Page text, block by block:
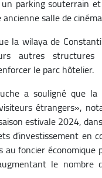
salle de
la wilaya de
autres
le parc hôtelier.
a souligné que
étrangers»,
estivale 2024,
d’investissement en
au foncier
le nombre